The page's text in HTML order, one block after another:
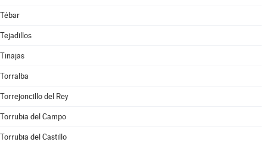
Tébar
Tejadillos
Tinajas
Torralba
Torrejoncillo del Rey
Torrubia del Campo
Torrubia del Castillo